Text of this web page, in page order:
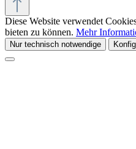
Diese Website verwendet
bieten zu können. Mehr
Nur technisch notwendige